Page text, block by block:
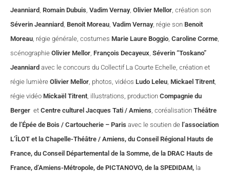
Jeanniard , Romain Dubuis, Vadim Vernay, Olivier Mellor, création son
Séverin Jeanniard , Benoit Moreau, Vadim Vernay, régie son Benoit
Moreau, régie générale, costumes Marie Laure Boggio, Caroline Corme,
scénographie Olivier Mellor, François Decayeux, Séverin “Toskano”
Jeanniard avec le concours du Collectif La Courte Echelle, création et
régie lumière Olivier Mellor, photos, vidéos Ludo Leleu, Mickael Titrent,
régie vidéo Mickaël Titrent, illustrations, production Compagnie du
Berger et Centre culturel Jacques Tati / Amiens, coréalisation Théâtre
de l’Épée de Bois / Cartoucherie – Paris avec le soutien de l’association
L’ÎLOT et la Chapelle-Théâtre / Amiens, du Conseil Régional Hauts de
France, du Conseil Départemental de la Somme, de la DRAC Hauts de
France, d’Amiens-Métropole, de PICTANOVO, de la SPEDIDAM, la